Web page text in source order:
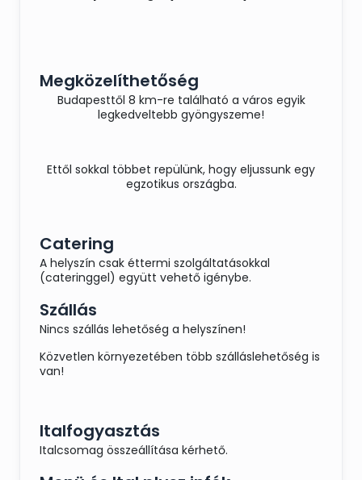
Megközelíthetőség
Budapesttől 8 km-re található a város egyik
legkedveltebb gyöngyszeme!
Ettől sokkal többet repülünk, hogy eljussunk egy
egzotikus országba.
Catering
A helyszín csak éttermi szolgáltatásokkal
(cateringgel) együtt vehető igénybe.
Szállás
Nincs szállás lehetőség a helyszínen!
Közvetlen környezetében több szálláslehetőség is
van!
Italfogyasztás
Italcsomag összeállítása kérhető.